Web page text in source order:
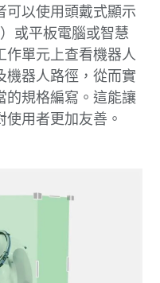
可以使用頭戴式顯示
或平板電腦或智慧
作單元上查看機器人
機器人路徑，從而實
的規格編寫。這能讓
用者更加友善。